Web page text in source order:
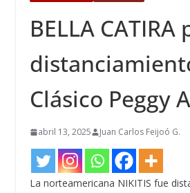
BELLA CATIRA
Clásico Peggy
abril 13, 2025 Juan Carlos Feijoó G.
La norteamericana NIKITIS fue